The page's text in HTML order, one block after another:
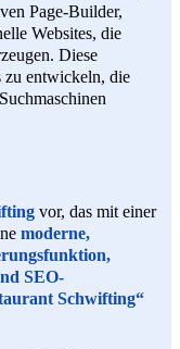
Page-Builder,
Websites, die
Diese
zu entwickeln, die
vor, das mit einer
moderne,
SEO-
Schwifting“